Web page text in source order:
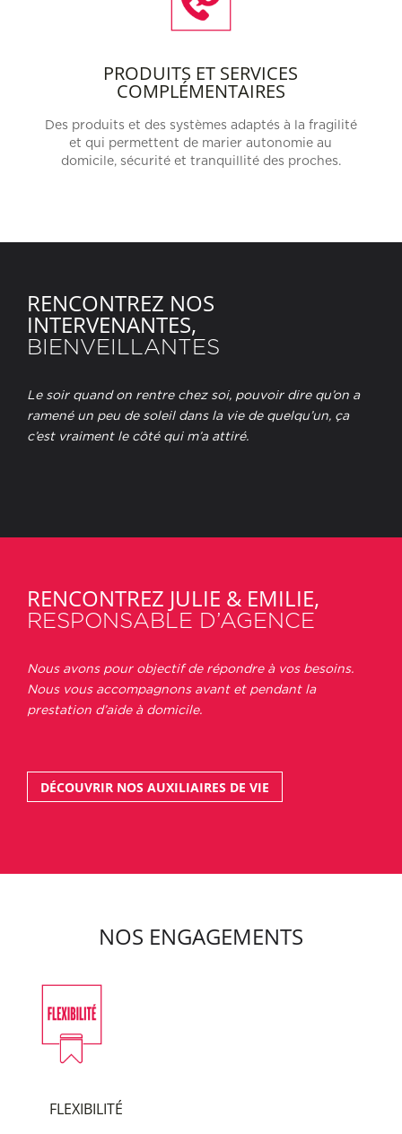
PRODUITS ET SERVICES
COMPLÉMENTAIRES
Des produits et des systèmes adaptés à la fragilité
et qui permettent de marier autonomie au
domicile, sécurité et tranquillité des proches.
RENCONTREZ NOS
INTERVENANTES,
BIENVEILLANTES
Le soir quand on rentre chez soi, pouvoir dire qu’on a
ramené un peu de soleil dans la vie de quelqu’un, ça
c’est vraiment le côté qui m’a attiré.
RENCONTREZ JULIE & EMILIE,
RESPONSABLE D’AGENCE
Nous avons pour objectif de répondre à vos besoins.
Nous vous accompagnons avant et pendant la
prestation d’aide à domicile.
DÉCOUVRIR NOS AUXILIAIRES DE VIE
NOS ENGAGEMENTS
FLEXIBILITÉ